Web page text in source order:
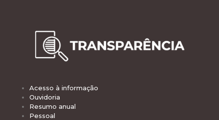
Acesso à informação
Ouvidoria
Resumo anual
Pessoal